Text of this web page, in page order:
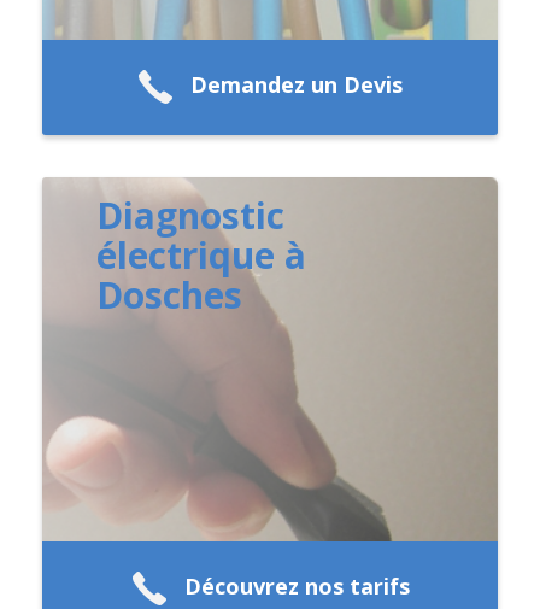
Demandez un Devis
Diagnostic
électrique à
Dosches
Découvrez nos tarifs